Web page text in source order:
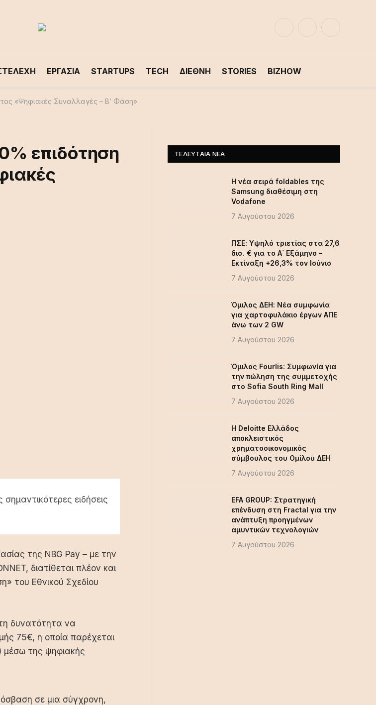
ΕΡΓΑΣΙΑ STARTUPS TECH ΔΙΕΘΝΗ STORIES BIZHOW
«Ψηφιακές Συναλλαγές – Β’ Φάση»
επιδότηση
ειδήσεις
της NBG Pay – με την
διατίθεται πλέον και
του Εθνικού Σχεδίου
δυνατότητα να
75€, η οποία παρέχεται
μέσω της ψηφιακής
σε μια σύγχρονη,
ΤΕΛΕΥΤΑΊΑ ΝΈΑ
Η νέα σειρά foldables της
Samsung διαθέσιμη στη
Vodafone
7 Αυγούστου 2026
ΠΣΕ: Υψηλό τριετίας στα 27,6
δισ. € για το Α΄ Εξάμηνο –
Εκτίναξη +26,3% τον Ιούνιο
7 Αυγούστου 2026
Όμιλος ΔΕΗ: Νέα συμφωνία
για χαρτοφυλάκιο έργων ΑΠΕ
άνω των 2 GW
7 Αυγούστου 2026
Όμιλος Fourlis: Συμφωνία για
την πώληση της συμμετοχής
στο Sofia South Ring Mall
7 Αυγούστου 2026
Η Deloitte Ελλάδος
αποκλειστικός
χρηματοοικονομικός
σύμβουλος του Ομίλου ΔΕΗ
7 Αυγούστου 2026
EFA GROUP: Στρατηγική
επένδυση στη Fractal για την
ανάπτυξη προηγμένων
αμυντικών τεχνολογιών
7 Αυγούστου 2026